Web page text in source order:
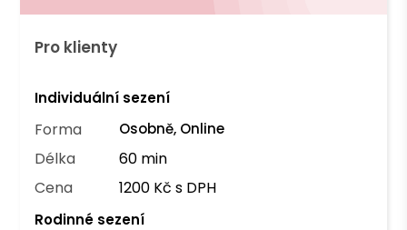
Pro klienty
Individuální sezení
Forma Osobně, Online
Délka
60 min
Cena
1200 Kč s DPH
Rodinné sezení